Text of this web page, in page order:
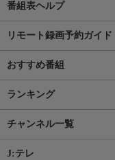
番組表ヘルプ
リモート録画予約ガイド
おすすめ番組
ランキング
チャンネル一覧
J:テレ